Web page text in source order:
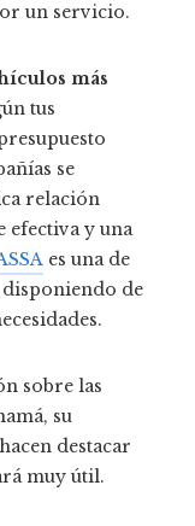
un servicio.
más
tus
se
relación
efectiva y una
es una de
disponiendo de
sobre las
su
destacar
muy útil.